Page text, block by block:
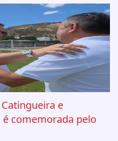
e
comemorada pelo